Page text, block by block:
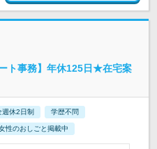
ト事務】年休125日★在宅案
週休2日制 学歴不問
性のおしごと掲載中